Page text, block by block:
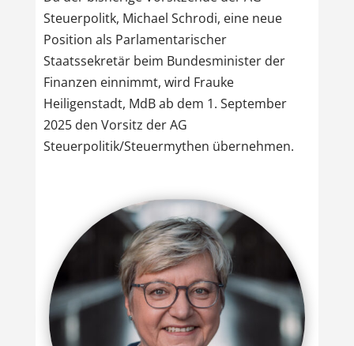
Steuerpolitk, Michael Schrodi, eine neue
Position als Parlamentarischer
Staatssekretär beim Bundesminister der
Finanzen einnimmt, wird Frauke
Heiligenstadt, MdB ab dem 1. September
2025 den Vorsitz der AG
Steuerpolitik/Steuermythen übernehmen.